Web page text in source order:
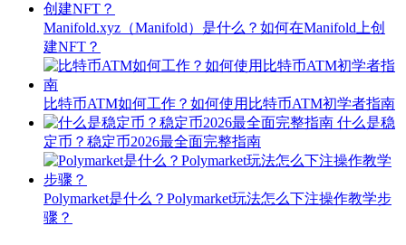
Manifold.xyz（Manifold）是什么？如何在Manifold上创
建NFT？
比特币ATM如何工作？如何使用比特币ATM初学者指南
什么是稳
定币？稳定币2026最全面完整指南
Polymarket是什么？Polymarket玩法怎么下注操作教学步
骤？